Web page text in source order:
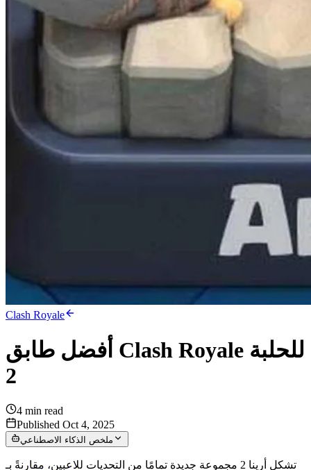
Clash Royale
أفضل طابق Clash Royale للحلبة
2
4 min read
Published Oct 4, 2025
ملخص الذكاء الاصطناعي
تشكل أرينا 2 مجموعة جديدة تمامًا من التحديات للاعبين، مقارنةً بـ